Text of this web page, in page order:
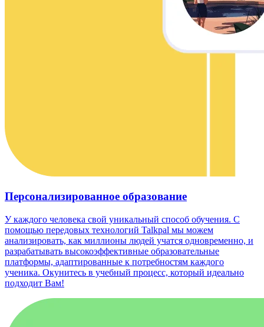
Персонализированное образование
У каждого человека свой уникальный способ обучения. С
помощью передовых технологий Talkpal мы можем
анализировать, как миллионы людей учатся одновременно, и
разрабатывать высокоэффективные образовательные
платформы, адаптированные к потребностям каждого
ученика. Окунитесь в учебный процесс, который идеально
подходит Вам!